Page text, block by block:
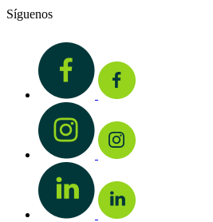
Síguenos